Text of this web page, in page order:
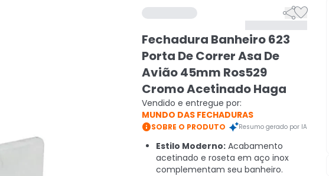

Fechadura Banheiro 623
Porta De Correr Asa De
Avião 45mm Ros529
Cromo Acetinado Haga
Vendido e entregue por:
MUNDO DAS FECHADURAS
SOBRE O PRODUTO Resumo gerado por IA
Estilo Moderno: Acabamento
acetinado e roseta em aço inox
complementam seu banheiro.